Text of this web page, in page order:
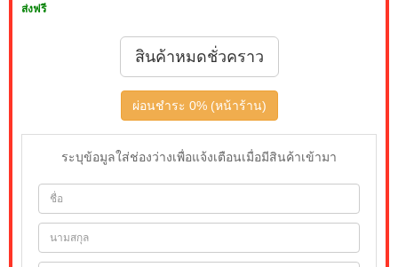
ส่งฟรี
สินค้าหมดชั่วคราว
ผ่อนชำระ 0% (หน้าร้าน)
ระบุข้อมูลใส่ช่องว่างเพื่อแจ้งเตือนเมื่อมีสินค้าเข้ามา